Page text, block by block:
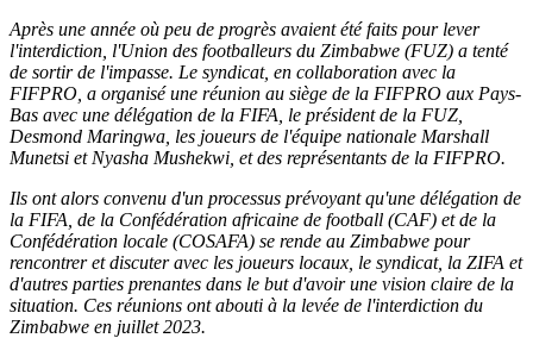
Après une année où peu de progrès avaient été faits pour lever
l'interdiction, l'Union des footballeurs du Zimbabwe (FUZ) a tenté
de sortir de l'impasse. Le syndicat, en collaboration avec la
FIFPRO, a organisé une réunion au siège de la FIFPRO aux Pays-
Bas avec une délégation de la FIFA, le président de la FUZ,
Desmond Maringwa, les joueurs de l'équipe nationale Marshall
Munetsi et Nyasha Mushekwi, et des représentants de la FIFPRO.
Ils ont alors convenu d'un processus prévoyant qu'une délégation de
la FIFA, de la Confédération africaine de football (CAF) et de la
Confédération locale (COSAFA) se rende au Zimbabwe pour
rencontrer et discuter avec les joueurs locaux, le syndicat, la ZIFA et
d'autres parties prenantes dans le but d'avoir une vision claire de la
situation. Ces réunions ont abouti à la levée de l'interdiction du
Zimbabwe en juillet 2023.